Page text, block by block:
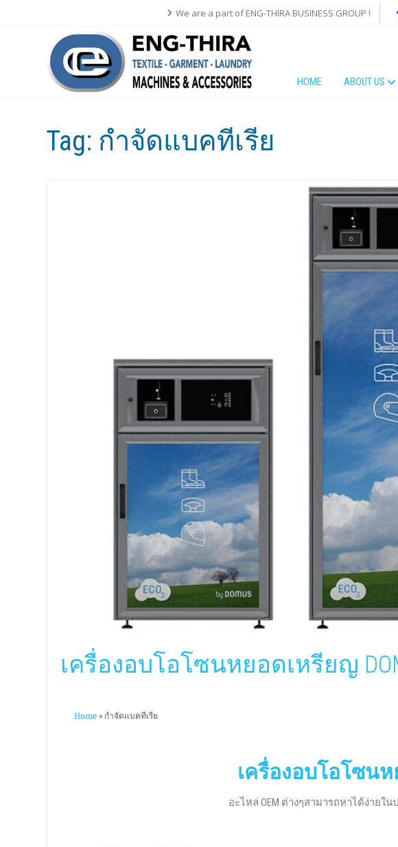
We are a part of ENG-THIRA BUSINESS GROUP !
HOME ABOUT US
Tag: กำจัดแบคทีเรีย
เครื่องอบโอโซนหยอดเหรียญ
Home » กำจัดแบคทีเรีย
เครื่องอบโอโซนห
อะไหล่ OEM ต่างๆสามารถหาได้ง่ายใ